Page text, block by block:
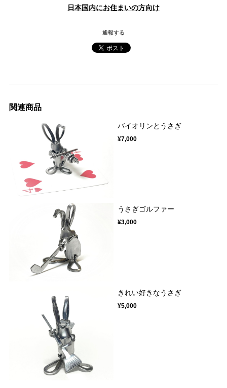
日本国内にお住まいの方向け
通報する
関連商品
バイオリンとうさぎ
¥7,000
うさぎゴルファー
¥3,000
きれい好きなうさぎ
¥5,000